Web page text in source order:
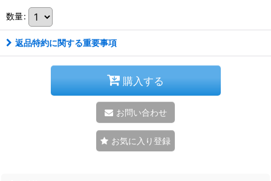
数量:
返品特約に関する重要事項
購入する
お問い合わせ
お気に入り登録